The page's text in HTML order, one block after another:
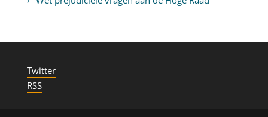
Twitter
RSS